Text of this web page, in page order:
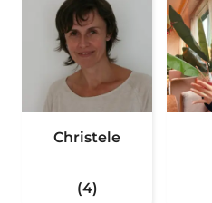
Christele
(4)